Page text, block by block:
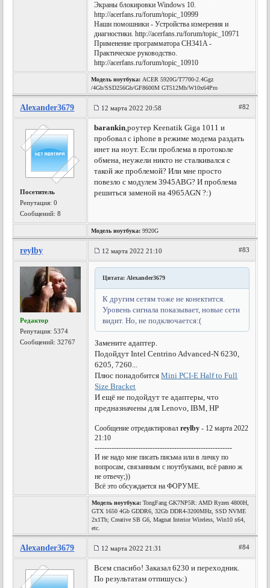
Экраны блокировки Windows 10.
http://acerfans.ru/forum/topic_10999
Наши помошники - Устройства измерения и
диагностики. http://acerfans.ru/forum/topic_10971
Применение программатора CH341A -
Практическое руководство.
http://acerfans.ru/forum/topic_10910
Модель ноутбука: ACER 5920G/T7700-2.4Ggz
/4Gb/SSD256Gb/GF8600M GT512Mb/W10x64Pro
Alexander3679 12 марта 2022 20:58 #82
Посетитель
Репутация:0
Сообщений: 8
barankin,роутер Keenatik Giga 1011 и
пробовал с iphone в режиме модема раздать
инет на ноут. Если проблема в протоколе
обмена, неужели никто не сталкивался с
такой же проблемой? Или мне просто
повезло с модулем 3945ABG? И проблема
решиться заменой на 4965AGN ?:)
Модель ноутбука: 9920G
reylby 12 марта 2022 21:10 #83
Редактор
Репутация:5374
Сообщений: 32767
Цитата: Alexander3679
К другим сетям тоже не конектится.
Уровень сигнала показывает, новые сети
видит. Но, не подключается:(
Замените адаптер.
Подойдут Intel Centrino Advanced-N 6230,
6205, 7260...
Плюс понадобитсяMini PCI-E Half to Full
Size Bracket
И ещё не подойдут те адаптеры, что
предназначены для Lenovo, IBM, HP
Сообщение отредактировалreylby - 12 марта 2022
21:10
---------------------------------------------------------
И не надо мне писать письма или в личку по
вопросам, связанным с ноутбуками, всё равно ж
не отвечу;))
Всё это обсуждается на ФОРУМЕ.
Модель ноутбука: TongFang GK7NP5R: AMD Ryzen 4800H,
GTX 1650 4Gb GDDR6, 32Gb DDR4-3200MHz, SSD NVME
2x1Tb; Creative SB G6, Magnat Interior Wireless, Win10 x64,
etc.
Alexander3679 12 марта 2022 21:31 #84
Всем спасибо! Заказал 6230 и переходник.
По результатам отпишусь:)